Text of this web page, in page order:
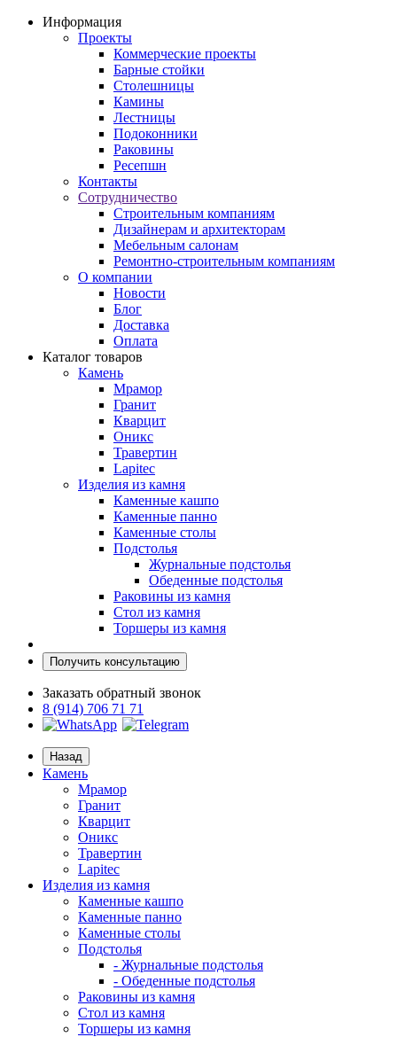
Информация
Проекты
Коммерческие проекты
Барные стойки
Столешницы
Камины
Лестницы
Подоконники
Раковины
Ресепшн
Контакты
Сотрудничество
Строительным компаниям
Дизайнерам и архитекторам
Мебельным салонам
Ремонтно-строительным компаниям
О компании
Новости
Блог
Доставка
Оплата
Каталог товаров
Камень
Мрамор
Гранит
Кварцит
Оникс
Травертин
Lapitec
Изделия из камня
Каменные кашпо
Каменные панно
Каменные столы
Подстолья
Журнальные подстолья
Обеденные подстолья
Раковины из камня
Стол из камня
Торшеры из камня
Получить консультацию
Заказать обратный звонок
8 (914) 706 71 71
Назад
Камень
Мрамор
Гранит
Кварцит
Оникс
Травертин
Lapitec
Изделия из камня
Каменные кашпо
Каменные панно
Каменные столы
Подстолья
- Журнальные подстолья
- Обеденные подстолья
Раковины из камня
Стол из камня
Торшеры из камня